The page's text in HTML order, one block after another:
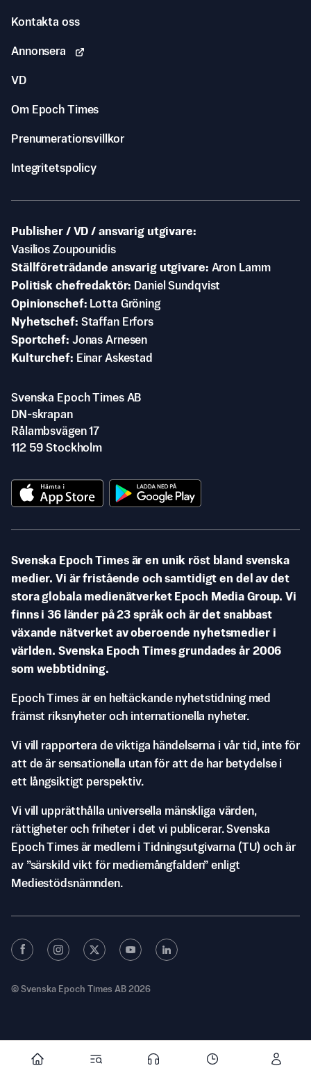
Kontakta oss
Annonsera
VD
Om Epoch Times
Prenumerationsvillkor
Integritetspolicy
Publisher / VD / ansvarig utgivare
Vasilios Zoupounidis
Ställföreträdande ansvarig utgivare Aron Lamm
Politisk chefredaktör
Daniel Sundqvist
Opinionschef
Lotta Gröning
Nyhetschef Staffan Erfors
Sportchef Jonas Arnesen
Kulturchef
Einar Askestad
Svenska Epoch Times AB
DN-skrapan
Rålambsvägen 17
112 59 Stockholm
Svenska Epoch Times är en unik röst bland svenska
medier. Vi är fristående och samtidigt en del av det
stora globala medienätverket Epoch Media Group. Vi
finns i 36 länder på 23 språk och är det snabbast
växande nätverket av oberoende nyhetsmedier i
världen. Svenska Epoch Times grundades år 2006
som webbtidning.
Epoch Times är en heltäckande nyhetstidning med
främst riksnyheter och internationella nyheter.
Vi vill rapportera de viktiga händelserna i vår tid, inte för
att de är sensationella utan för att de har betydelse i
ett långsiktigt perspektiv.
Vi vill upprätthålla universella mänskliga värden,
rättigheter och friheter i det vi publicerar. Svenska
Epoch Times är medlem i Tidningsutgivarna (TU) och är
av ”särskild vikt för mediemångfalden” enligt
Mediestödsnämnden.
© Svenska Epoch Times AB 2026